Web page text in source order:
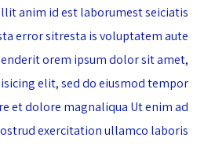
anim id est laborumest seiciatis
error sitresta is voluptatem aute
orem ipsum dolor sit amet,
elit, sed do eiusmod tempor
et dolore magnaliqua Ut enim ad
exercitation ullamco laboris